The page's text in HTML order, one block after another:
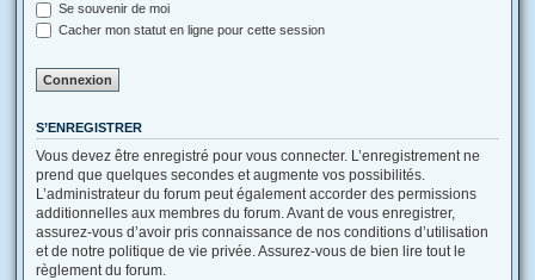
Se souvenir de moi
Cacher mon statut en ligne pour cette session
S’ENREGISTRER
Vous devez être enregistré pour vous connecter. L’enregistrement ne
prend que quelques secondes et augmente vos possibilités.
L’administrateur du forum peut également accorder des permissions
additionnelles aux membres du forum. Avant de vous enregistrer,
assurez-vous d’avoir pris connaissance de nos conditions d’utilisation
et de notre politique de vie privée. Assurez-vous de bien lire tout le
règlement du forum.